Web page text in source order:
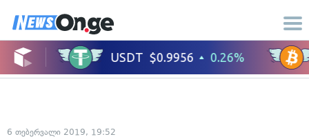
6 თებერვალი 2019, 19:52